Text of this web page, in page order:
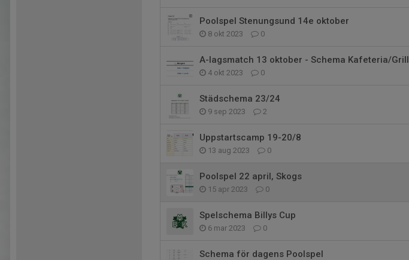
Poolspel Stenungsund 14e oktober
8 okt 2023 0
A-lagsmatch 13 oktober - Schema Kafeteria/Grill
4 okt 2023 0
Städschema 23/24
9 sep 2023 2
Uppstartscamp 19-20/8
13 aug 2023 0
Poolspel 22 april, Skogs
15 apr 2023 0
Spelschema Billys Cup
6 mar 2023 0
Schema för dagens Poolspel